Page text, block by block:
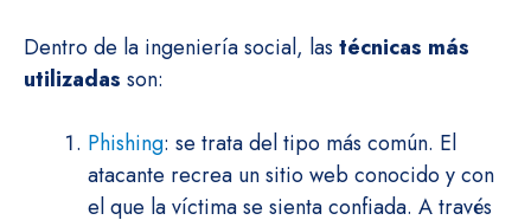
Dentro de la ingeniería social, las técnicas más
utilizadas son:
Phishing: se trata del tipo más común. El
atacante recrea un sitio web conocido y con
el que la víctima se sienta confiada. A través